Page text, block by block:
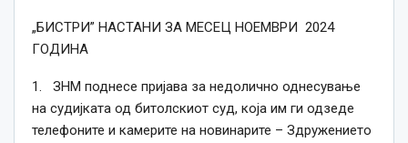
„БИСТРИ” НАСТАНИ ЗА МЕСЕЦ НОЕМВРИ 2024
ГОДИНА
1. ЗНМ поднесе пријава за недолично однесување
на судијката од битолскиот суд, која им ги одзеде
телефоните и камерите на новинарите – Здружението